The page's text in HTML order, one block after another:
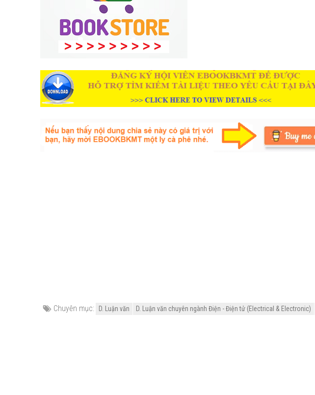
Chuyên mục: D. Luận văn D. Luận văn chuyên ngành Điện - Điện tử (Electrical & Electronic)